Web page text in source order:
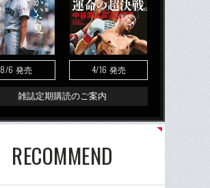
8/6 発売 4/16 発売
雑誌定期購読のご案内
RECOMMEND